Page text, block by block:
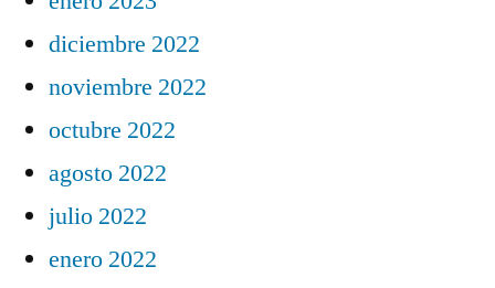
diciembre 2022
noviembre 2022
octubre 2022
agosto 2022
julio 2022
enero 2022